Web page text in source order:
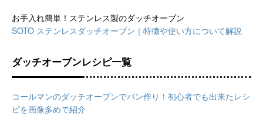
お手入れ簡単！ステンレス製のダッチオーブン
SOTO ステンレスダッチオーブン｜特徴や使い方について解説
ダッチオーブンレシピ一覧
コールマンのダッチオーブンでパン作り！初心者でも出来たレシ
ピを画像多めで紹介